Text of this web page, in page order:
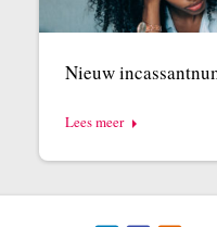
Nieuw
Lees meer